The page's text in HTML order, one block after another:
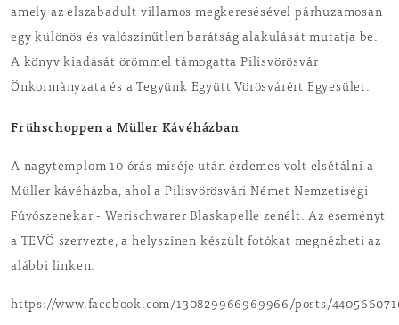
amely az elszabadult villamos megkeresésével párhuzamosan
egy különös és valószínűtlen barátság alakulását mutatja be.
A könyv kiadását örömmel támogatta Pilisvörösvár
Önkormànyzata és a Tegyünk Együtt Vörösvárért Egyesület.
Frühschoppen a Müller Kávéházban
A nagytemplom 10 órás miséje után érdemes volt elsétálni a
Müller kávéházba, ahol a Pilisvörösvári Német Nemzetiségi
Fúvószenekar - Werischwarer Blaskapelle zenélt. Az eseményt
a TEVÖ szervezte, a helyszínen készült fotókat megnézheti az
alábbi linken.
https://www.facebook.com/130829966969966/posts/